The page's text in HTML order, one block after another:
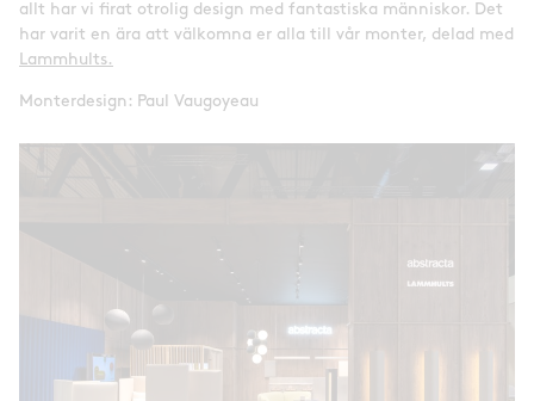
allt har vi firat otrolig design med fantastiska människor. Det
har varit en ära att välkomna er alla till vår monter, delad med
Lammhults.
Monterdesign: Paul Vaugoyeau